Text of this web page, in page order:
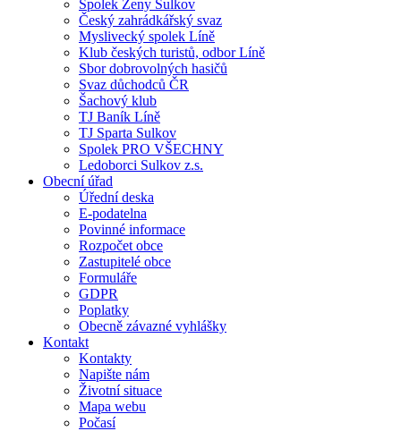
Spolek Ženy Sulkov
Český zahrádkářský svaz
Myslivecký spolek Líně
Klub českých turistů, odbor Líně
Sbor dobrovolných hasičů
Svaz důchodců ČR
Šachový klub
TJ Baník Líně
TJ Sparta Sulkov
Spolek PRO VŠECHNY
Ledoborci Sulkov z.s.
Obecní úřad
Úřední deska
E-podatelna
Povinné informace
Rozpočet obce
Zastupitelé obce
Formuláře
GDPR
Poplatky
Obecně závazné vyhlášky
Kontakt
Kontakty
Napište nám
Životní situace
Mapa webu
Počasí